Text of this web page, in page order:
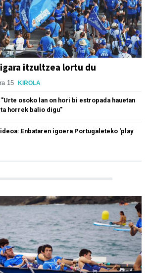
itzultzea lortu du
15 KIROLA
osoko lan on hori bi estropada hauetan
horrek balio digu"
Enbataren igoera Portugaleteko 'play